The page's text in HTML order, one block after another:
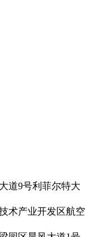
道9号利菲尔特大
术产业开发区航空